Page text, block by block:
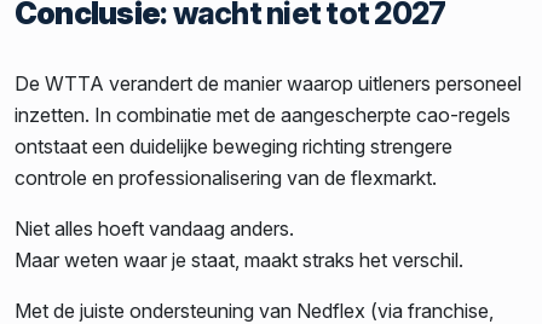
Conclusie: wacht niet tot 2027
De WTTA verandert de manier waarop uitleners personeel
inzetten. In combinatie met de aangescherpte cao-regels
ontstaat een duidelijke beweging richting strengere
controle en professionalisering van de flexmarkt.
Niet alles hoeft vandaag anders.
Maar weten waar je staat, maakt straks het verschil.
Met de juiste ondersteuning van Nedflex (via franchise,